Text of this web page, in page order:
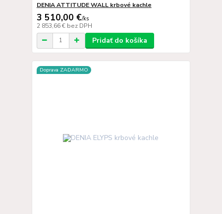
DENIA ATTITUDE WALL krbové kachle
3 510,00 €/ks
2 853,66 € bez DPH
Pridať do košíka
Doprava ZADARMO